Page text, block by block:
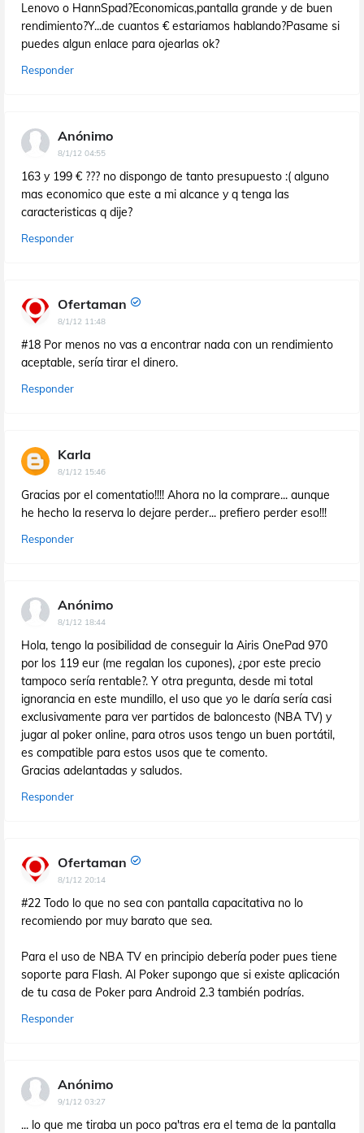
Lenovo o HannSpad?Economicas,pantalla grande y de buen
rendimiento?Y...de cuantos € estariamos hablando?Pasame si
puedes algun enlace para ojearlas ok?
Responder
Anónimo
8/1/12 04:55
163 y 199 € ??? no dispongo de tanto presupuesto :( alguno
mas economico que este a mi alcance y q tenga las
caracteristicas q dije?
Responder
Ofertaman
8/1/12 11:48
#18 Por menos no vas a encontrar nada con un rendimiento
aceptable, sería tirar el dinero.
Responder
Karla
8/1/12 15:46
Gracias por el comentatio!!!! Ahora no la comprare... aunque
he hecho la reserva lo dejare perder... prefiero perder eso!!!
Responder
Anónimo
8/1/12 18:44
Hola, tengo la posibilidad de conseguir la Airis OnePad 970
por los 119 eur (me regalan los cupones), ¿por este precio
tampoco sería rentable?. Y otra pregunta, desde mi total
ignorancia en este mundillo, el uso que yo le daría sería casi
exclusivamente para ver partidos de baloncesto (NBA TV) y
jugar al poker online, para otros usos tengo un buen portátil,
es compatible para estos usos que te comento.
Gracias adelantadas y saludos.
Responder
Ofertaman
8/1/12 20:14
#22 Todo lo que no sea con pantalla capacitativa no lo
recomiendo por muy barato que sea.
Para el uso de NBA TV en principio debería poder pues tiene
soporte para Flash. Al Poker supongo que si existe aplicación
de tu casa de Poker para Android 2.3 también podrías.
Responder
Anónimo
9/1/12 03:27
... lo que me tiraba un poco pa'tras era el tema de la pantalla